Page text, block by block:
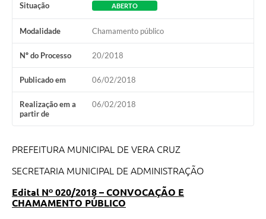
Situação ABERTO
Modalidade Chamamento público
Nº do Processo 20/2018
Publicado em 06/02/2018
Realização em a
partir de
06/02/2018
PREFEITURA MUNICIPAL DE VERA CRUZ
SECRETARIA MUNICIPAL DE ADMINISTRAÇÃO
Edital Nº 020/2018 – CONVOCAÇÃO E
CHAMAMENTO PÚBLICO